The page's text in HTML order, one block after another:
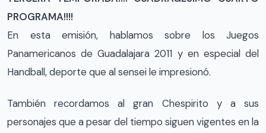
PROGRAMA!!!!
En esta emisión, hablamos sobre los Juegos
Panamericanos de Guadalajara 2011 y en especial del
Handball, deporte que al sensei le impresionó.
También recordamos al gran Chespirito y a sus
personajes que a pesar del tiempo siguen vigentes en la